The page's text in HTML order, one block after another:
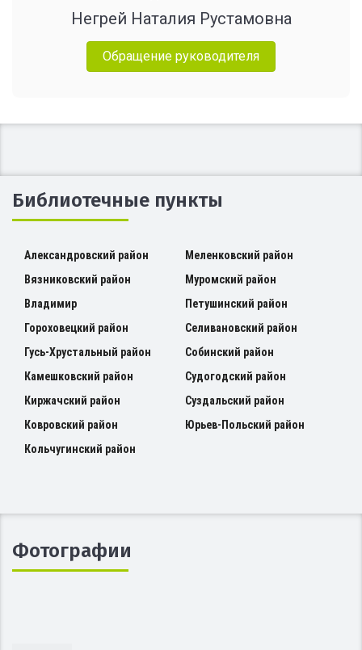
Негрей Наталия Рустамовна
Обращение руководителя
Библиотечные пункты
Александровский район
Вязниковский район
Владимир
Гороховецкий район
Гусь-Хрустальный район
Камешковский район
Киржачский район
Ковровский район
Кольчугинский район
Меленковский район
Муромский район
Петушинский район
Селивановский район
Собинский район
Судогодский район
Суздальский район
Юрьев-Польский район
Фотографии